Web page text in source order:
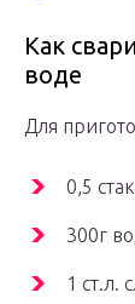
Как
воде
Для
0,5
300г
1 ст.л.